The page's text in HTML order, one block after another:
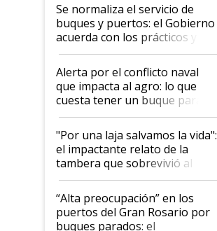
Se normaliza el servicio de
buques y puertos: el Gobierno
acuerda con los prácticos y
suspende el decreto de
desregulación
Alerta por el conflicto naval
que impacta al agro: lo que
cuesta tener un buque parado
y el peligro de que Argentina
pase a ser "país sucio"
"Por una laja salvamos la vida":
el impactante relato de la
tambera que sobrevivió al
tornado
“Alta preocupación” en los
puertos del Gran Rosario por
buques parados: el